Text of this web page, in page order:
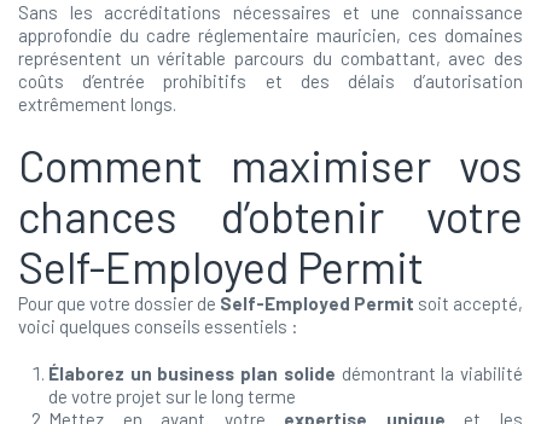
Sans les accréditations nécessaires et une connaissance
approfondie du cadre réglementaire mauricien, ces domaines
représentent un véritable parcours du combattant, avec des
coûts d’entrée prohibitifs et des délais d’autorisation
extrêmement longs.
Comment maximiser vos
chances d’obtenir votre
Self-Employed Permit
Pour que votre dossier de Self-Employed Permit soit accepté,
voici quelques conseils essentiels :
Élaborez un business plan solide démontrant la viabilité
de votre projet sur le long terme
Mettez en avant votre expertise unique et les